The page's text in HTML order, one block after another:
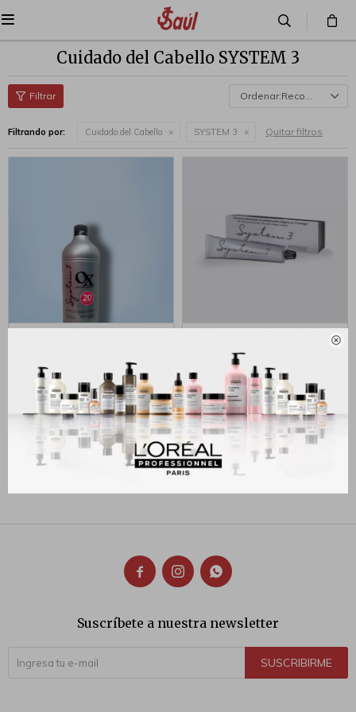


Cuidado del Cabello SYSTEM 3
Recomendados
Filtrando por: Cuidado del Cabello SYSTEM 3 Quitar filtros
230
System3 Tinta 60 gr - Nº3
Castaño Oscuro
$ 170
  
Suscríbete a nuestra newsletter
SUSCRIBIRME